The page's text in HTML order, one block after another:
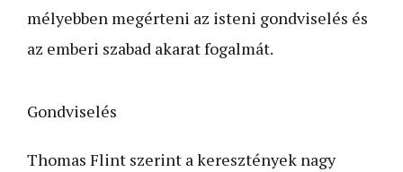
mélyebben megérteni az isteni gondviselés és
az emberi szabad akarat fogalmát.
Gondviselés
Thomas Flint szerint a keresztények nagy